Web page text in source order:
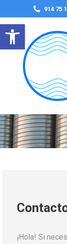
Abrir barra de
914 75
¡Hola! Si